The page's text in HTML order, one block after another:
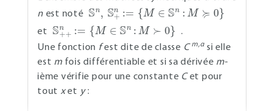
n est noté
{ M∈ M
et
{ M S M
.
Une fonction fest dite de classe C m,α si elle
est mfois différentiable et si sa dérivée m-
ième vérifie pour une constante Cet pour
tout xet y: